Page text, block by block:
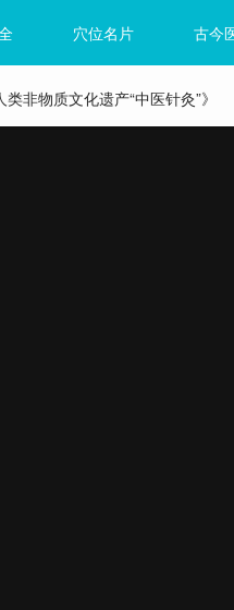
穴位名片 古今
非物质文化遗产“中医针灸”》